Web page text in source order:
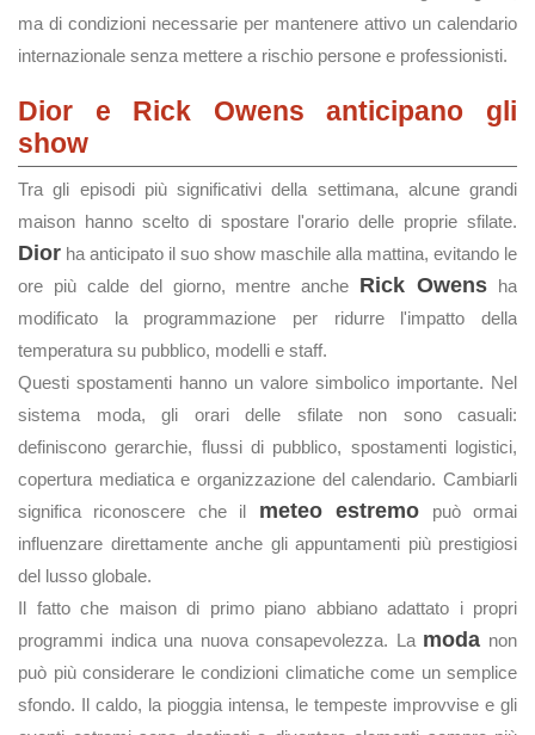
ma di condizioni necessarie per mantenere attivo un calendario
internazionale senza mettere a rischio persone e professionisti.
Dior e Rick Owens anticipano gli
show
Tra gli episodi più significativi della settimana, alcune grandi
maison hanno scelto di spostare l'orario delle proprie sfilate.
Dior ha anticipato il suo show maschile alla mattina, evitando le
ore più calde del giorno, mentre anche Rick Owens ha
modificato la programmazione per ridurre l'impatto della
temperatura su pubblico, modelli e staff.
Questi spostamenti hanno un valore simbolico importante. Nel
sistema moda, gli orari delle sfilate non sono casuali:
definiscono gerarchie, flussi di pubblico, spostamenti logistici,
copertura mediatica e organizzazione del calendario. Cambiarli
significa riconoscere che il meteo estremo può ormai
influenzare direttamente anche gli appuntamenti più prestigiosi
del lusso globale.
Il fatto che maison di primo piano abbiano adattato i propri
programmi indica una nuova consapevolezza. La moda non
può più considerare le condizioni climatiche come un semplice
sfondo. Il caldo, la pioggia intensa, le tempeste improvvise e gli